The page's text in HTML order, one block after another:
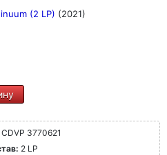
(2 LP) (2021)
CDVP 3770621
2 LP